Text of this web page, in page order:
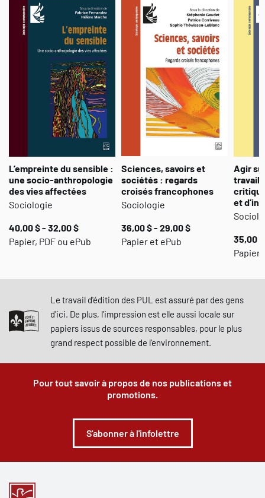
L’empreinte du sensible :
une socio-anthropologie
des vies affectées
Sociologie
40,00 $ - 32,00 $
Papier, PDF ou ePub
Sciences, savoirs et
sociétés : regards
croisés francophones
Sociologie
36,00 $ - 29,00 $
Papier et ePub
Agir
travail
et
35,00
Papier,
Le travail d'édition des PUL est assuré par des gens
d'ici. De plus, l'impression est elle aussi locale sur
papiers issus de sources responsables, pour le plus
grand respect possible de l'environnement.
Pour tout savoir à propos de nos publications et
promotions.
S'abonner à l'infolettre